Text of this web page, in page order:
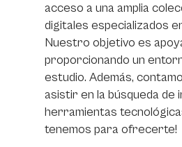
acceso a una amplia
digitales especializados
Nuestro objetivo es
proporcionando un
estudio. Además,
asistir en la búsqueda de
herramientas
tenemos para ofrecerte!